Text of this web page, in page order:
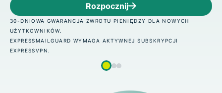
PIENIĘDZY DLA NOWYCH
AKTYWNEJ SUBSKRYPCJI
30-DNIOWA GWARANCJA
EXPRESSMAILGUARD